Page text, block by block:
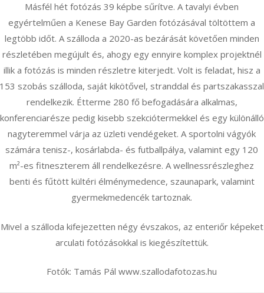
Másfél hét fotózás 39 képbe sűrítve. A tavalyi évben
egyértelműen a Kenese Bay Garden fotózásával töltöttem a
legtöbb időt. A szálloda a 2020-as bezárását követően minden
részletében megújult és, ahogy egy ennyire komplex projektnél
illik a fotózás is minden részletre kiterjedt. Volt is feladat, hisz a
153 szobás szálloda, saját kikötővel, stranddal és partszakasszal
rendelkezik. Étterme 280 fő befogadására alkalmas,
konferenciarésze pedig kisebb szekciótermekkel és egy különálló
nagyteremmel várja az üzleti vendégeket. A sportolni vágyók
számára tenisz-, kosárlabda- és futballpálya, valamint egy 120
m²-es fitneszterem áll rendelkezésre. A wellnessrészleghez
benti és fűtött kültéri élménymedence, szaunapark, valamint
gyermekmedencék tartoznak.
Mivel a szálloda kifejezetten négy évszakos, az enteriőr képeket
arculati fotózásokkal is kiegészítettük.
Fotók: Tamás Pál www.szallodafotozas.hu